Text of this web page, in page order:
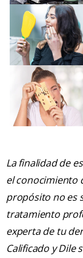
La finalidad de
el conocimiento
propósito no es
tratamiento
experta de tu
Calificado y Dile